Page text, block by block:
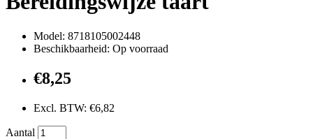
Model: 8718105002448
Beschikbaarheid: Op voorraad
€8,25
Excl. BTW: €6,82
Aantal